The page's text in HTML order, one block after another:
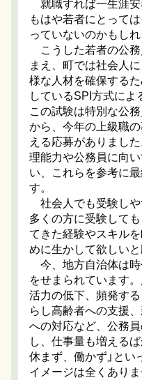
就職すれば一生涯安
もはや若者にとって
っていないのかもしれ
こうした若者の公務
まえ、町では社会人
様な人材を確保する
しているSPI方式によ
この試験は特別な公
から、今年の上級職
える応募がありまし
理能力や公務員に向
い、これらを参考に
す。
社会人でも受験しや
多くの方に受験して
てきた経験やスキル
めに生かして欲しいと
今、地方自治体は時
をせまられています
活力の低下、頻発す
らし高齢者への支援
への対応など、公務
し、仕事量も増えるば
休まず、働かず」と
イメージは全くありま